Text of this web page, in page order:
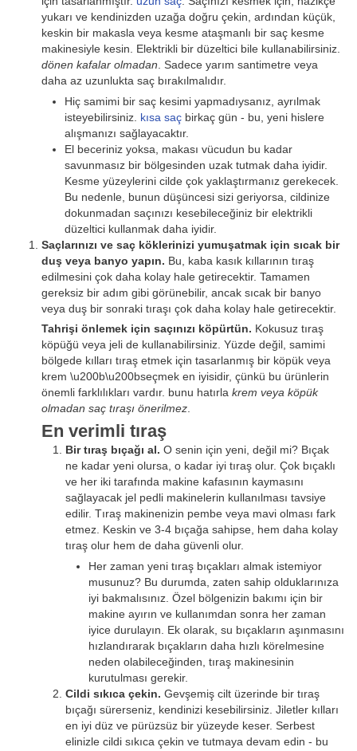
yukarı ve kendinizden uzağa doğru çekin, ardından küçük,
keskin bir makasla veya kesme ataşmanlı bir saç kesme
makinesiyle kesin. Elektrikli bir düzeltici bile kullanabilirsiniz.
dönen kafalar olmadan . Sadece yarım santimetre veya
daha az uzunlukta saç bırakılmalıdır.
Hiç samimi bir saç kesimi yapmadıysanız, ayrılmak
isteyebilirsiniz. kısa saç birkaç gün - bu, yeni hislere
alışmanızı sağlayacaktır.
El beceriniz yoksa, makası vücudun bu kadar
savunmasız bir bölgesinden uzak tutmak daha iyidir.
Kesme yüzeylerini cilde çok yaklaştırmanız gerekecek.
Bu nedenle, bunun düşüncesi sizi geriyorsa, cildinize
dokunmadan saçınızı kesebileceğiniz bir elektrikli
düzeltici kullanmak daha iyidir.
Saçlarınızı ve saç köklerinizi yumuşatmak için sıcak bir
duş veya banyo yapın. Bu, kaba kasık kıllarının tıraş
edilmesini çok daha kolay hale getirecektir. Tamamen
gereksiz bir adım gibi görünebilir, ancak sıcak bir banyo
veya duş bir sonraki tıraşı çok daha kolay hale getirecektir.
Tahrişi önlemek için saçınızı köpürtün. Kokusuz tıraş
köpüğü veya jeli de kullanabilirsiniz. Yüzde değil, samimi
bölgede kılları tıraş etmek için tasarlanmış bir köpük veya
krem ​​\u200b\u200bseçmek en iyisidir, çünkü bu ürünlerin
önemli farklılıkları vardır. bunu hatırlakrem veya köpük
olmadan saç tıraşı önerilmez.
En verimli tıraş
Bir tıraş bıçağı al. O senin için yeni, değil mi? Bıçak
ne kadar yeni olursa, o kadar iyi tıraş olur. Çok bıçaklı
ve her iki tarafında makine kafasının kaymasını
sağlayacak jel pedli makinelerin kullanılması tavsiye
edilir. Tıraş makinenizin pembe veya mavi olması fark
etmez. Keskin ve 3-4 bıçağa sahipse, hem daha kolay
tıraş olur hem de daha güvenli olur.
Her zaman yeni tıraş bıçakları almak istemiyor
musunuz? Bu durumda, zaten sahip olduklarınıza
iyi bakmalısınız. Özel bölgenizin bakımı için bir
makine ayırın ve kullanımdan sonra her zaman
iyice durulayın. Ek olarak, su bıçakların aşınmasını
hızlandırarak bıçakların daha hızlı körelmesine
neden olabileceğinden, tıraş makinesinin
kurutulması gerekir.
Cildi sıkıca çekin. Gevşemiş cilt üzerinde bir tıraş
bıçağı sürerseniz, kendinizi kesebilirsiniz. Jiletler kılları
en iyi düz ve pürüzsüz bir yüzeyde keser. Serbest
elinizle cildi sıkıca çekin ve tutmaya devam edin - bu